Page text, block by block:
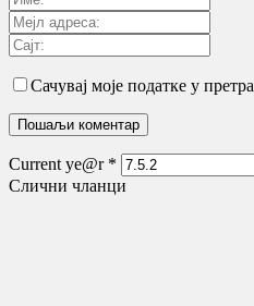
Сачувај моје податке у
Current ye@r *
Слични чланци